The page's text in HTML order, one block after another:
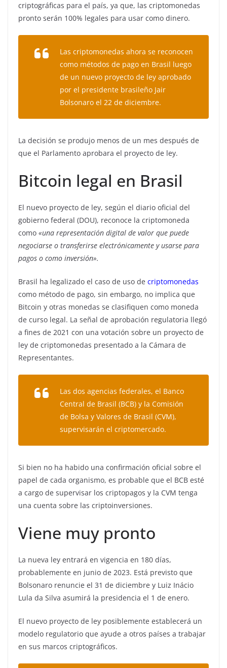
criptográficas para el país, ya que, las criptomonedas
pronto serán 100% legales para usar como dinero.
Las criptomonedas ahora se reconocen
como métodos de pago en Brasil luego
de un nuevo proyecto de ley aprobado
por el presidente brasileño Jair
Bolsonaro el 22 de diciembre.
La decisión se produjo menos de un mes después de
que el Parlamento aprobara el proyecto de ley.
Bitcoin legal en Brasil
El nuevo proyecto de ley, según el diario oficial del
gobierno federal (DOU), reconoce la criptomoneda
como «una representación digital de valor que puede
negociarse o transferirse electrónicamente y usarse para
pagos o como inversión».
Brasil ha legalizado el caso de uso de criptomonedas
como método de pago, sin embargo, no implica que
Bitcoin y otras monedas se clasifiquen como moneda
de curso legal. La señal de aprobación regulatoria llegó
a fines de 2021 con una votación sobre un proyecto de
ley de criptomonedas presentado a la Cámara de
Representantes.
Las dos agencias federales, el Banco
Central de Brasil (BCB) y la Comisión
de Bolsa y Valores de Brasil (CVM),
supervisarán el criptomercado.
Si bien no ha habido una confirmación oficial sobre el
papel de cada organismo, es probable que el BCB esté
a cargo de supervisar los criptopagos y la CVM tenga
una cuenta sobre las criptoinversiones.
Viene muy pronto
La nueva ley entrará en vigencia en 180 días,
probablemente en junio de 2023. Está previsto que
Bolsonaro renuncie el 31 de diciembre y Luiz Inácio
Lula da Silva asumirá la presidencia el 1 de enero.
El nuevo proyecto de ley posiblemente establecerá un
modelo regulatorio que ayude a otros países a trabajar
en sus marcos criptográficos.